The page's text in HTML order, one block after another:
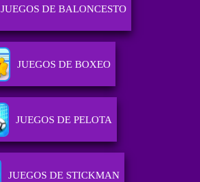
JUEGOS DE BALONCESTO
JUEGOS DE BOXEO
JUEGOS DE PELOTA
JUEGOS DE STICKMAN